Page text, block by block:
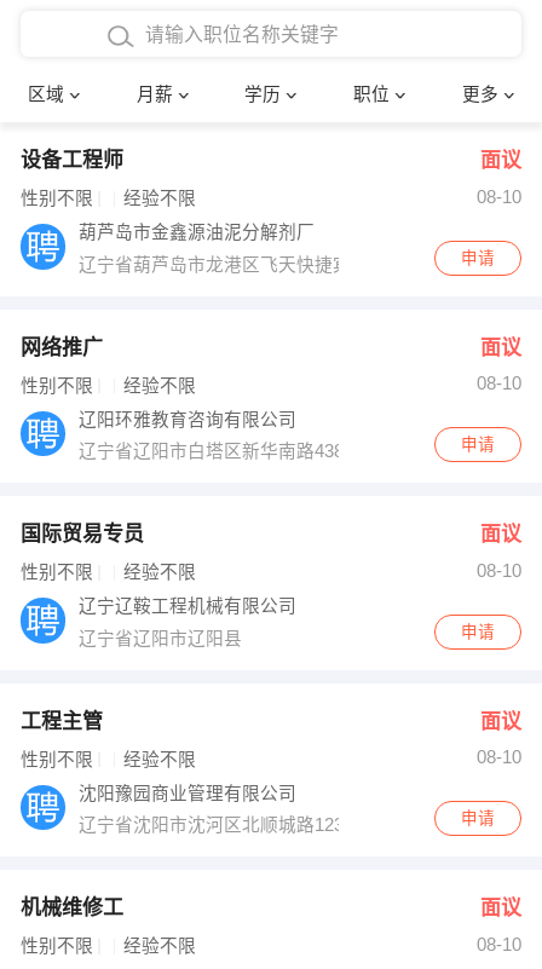
区域 月薪 学历 职位 更多
4000-5000元
8000-12000元
12000-20000元
博士
文员
财务会计
网络IT
快递员
收银员 技术员/工程师
出纳
编辑
跟单
其他职位
确定
设备工程师 面议
性别不限 经验不限
08-10
葫芦岛市金鑫源油泥分解剂厂
辽宁省葫芦岛市龙港区飞天快捷宾馆1407
申请
网络推广 面议
性别不限 经验不限
08-10
辽阳环雅教育咨询有限公司
辽宁省辽阳市白塔区新华南路438号华鑫妇科旁边申请
国际贸易专员 面议
性别不限 经验不限
08-10
辽宁辽鞍工程机械有限公司
辽宁省辽阳市辽阳县
申请
工程主管 面议
性别不限 经验不限
08-10
沈阳豫园商业管理有限公司
辽宁省沈阳市沈河区北顺城路123号
申请
机械维修工 面议
性别不限 经验不限
08-10